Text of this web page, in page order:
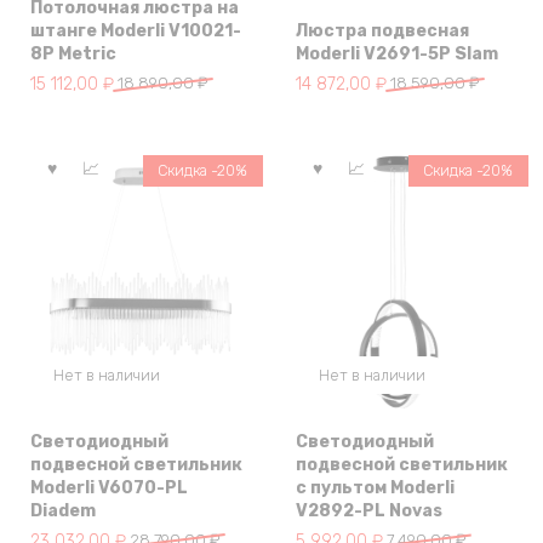
Потолочная люстра на
штанге Moderli V10021-
8P Metric
18 890,00₽
Первоначальная
15 112,00 ₽
Текущая
112,00 ₽.
Люстра подвесная
Moderli V2691-5P Slam
18 590,00₽
Первоначальная
14 872,00 ₽
Текущая
872,00 ₽.
Нет в наличии
Скидка -20%
Светодиодный
подвесной светильник
Moderli V6070-PL
Diadem
Нет в наличии
Скидка -20%
Светодиодный
подвесной светильник
с пультом Moderli
V2892-PL Novas